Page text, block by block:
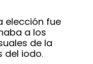
elección fue
a los
de la
del iodo.